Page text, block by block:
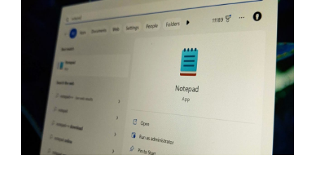
ANASAYFA
KARIYER
HABERLER
YORUMLA
M-CONNECT